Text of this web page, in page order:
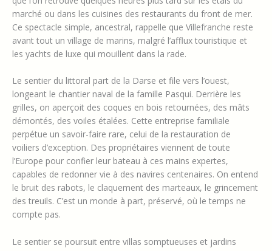
marché ou dans les cuisines des restaurants du front de mer.
Ce spectacle simple, ancestral, rappelle que Villefranche reste
avant tout un village de marins, malgré l’afflux touristique et
les yachts de luxe qui mouillent dans la rade.
Le sentier du littoral part de la Darse et file vers l’ouest,
longeant le chantier naval de la famille Pasqui. Derrière les
grilles, on aperçoit des coques en bois retournées, des mâts
démontés, des voiles étalées. Cette entreprise familiale
perpétue un savoir-faire rare, celui de la restauration de
voiliers d’exception. Des propriétaires viennent de toute
l’Europe pour confier leur bateau à ces mains expertes,
capables de redonner vie à des navires centenaires. On entend
le bruit des rabots, le claquement des marteaux, le grincement
des treuils. C’est un monde à part, préservé, où le temps ne
compte pas.
Le sentier se poursuit entre villas somptueuses et jardins